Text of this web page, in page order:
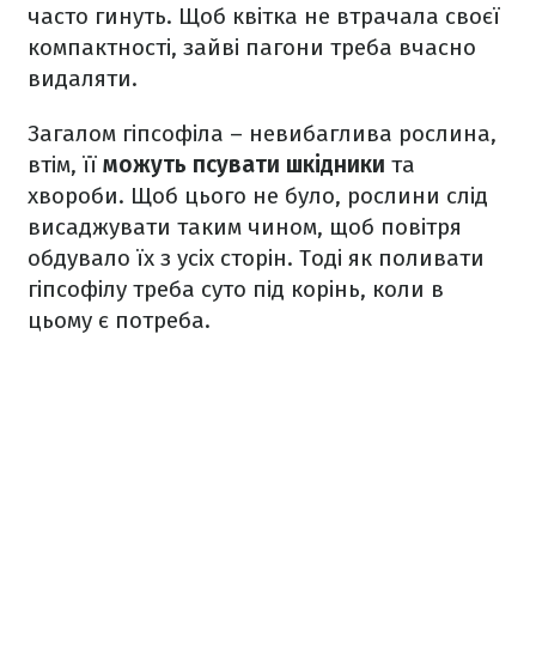
часто гинуть. Щоб квітка не втрачала своєї
компактності, зайві пагони треба вчасно
видаляти.
Загалом гіпсофіла – невибаглива рослина,
втім, її можуть псувати шкідники та
хвороби. Щоб цього не було, рослини слід
висаджувати таким чином, щоб повітря
обдувало їх з усіх сторін. Тоді як поливати
гіпсофілу треба суто під корінь, коли в
цьому є потреба.